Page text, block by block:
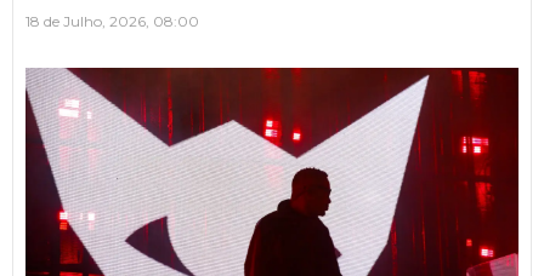
18 de Julho, 2026, 08:00